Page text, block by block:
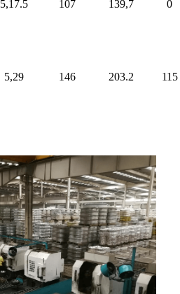
5,17.5 107 139,7 0
5,29 146 203.2 115